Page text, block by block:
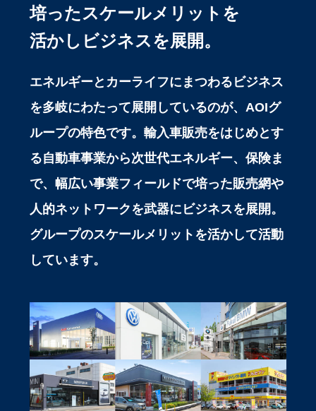
培ったスケールメリットを
活かしビジネスを展開。
エネルギーとカーライフにまつわるビジネス
を多岐にわたって展開しているのが、AOIグ
ループの特色です。輸入車販売をはじめとす
る自動車事業から次世代エネルギー、保険ま
で、幅広い事業フィールドで培った販売網や
人的ネットワークを武器にビジネスを展開。
グループのスケールメリットを活かして活動
しています。